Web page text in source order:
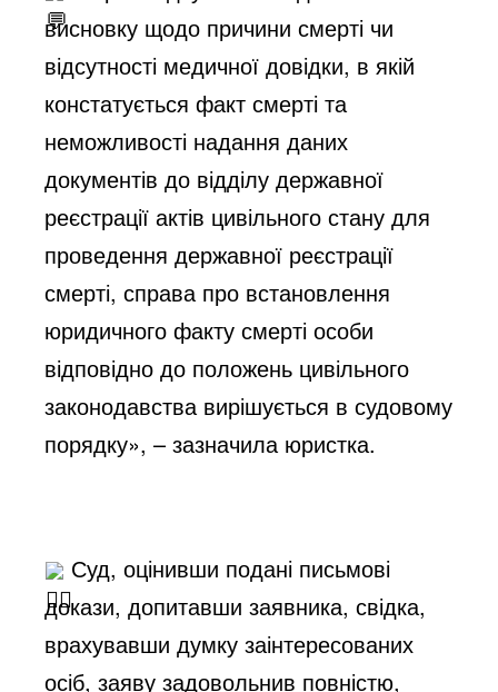
висновку щодо причини смерті чи
відсутності медичної довідки, в якій
констатується факт смерті та
неможливості надання даних
документів до відділу державної
реєстрації актів цивільного стану для
проведення державної реєстрації
смерті, справа про встановлення
юридичного факту смерті особи
відповідно до положень цивільного
законодавства вирішується в судовому
порядку», – зазначила юристка.
Суд, оцінивши подані письмові
докази, допитавши заявника, свідка,
врахувавши думку заінтересованих
осіб, заяву задовольнив повністю,